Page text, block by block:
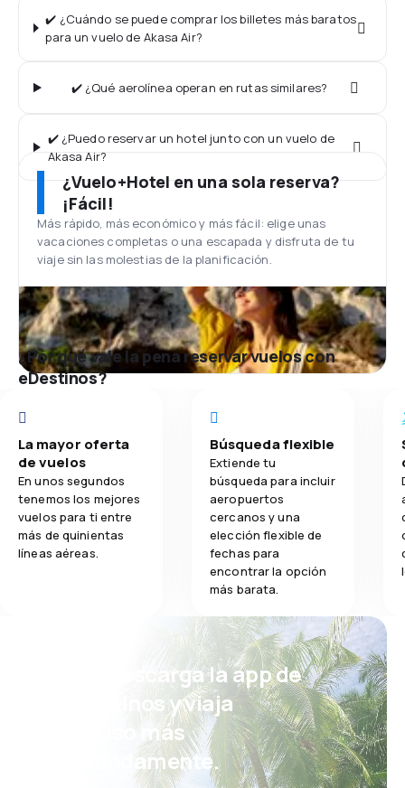
✔️ ¿Cuándo se puede comprar los billetes más baratos
para un vuelo de Akasa Air?
✔️ ¿Qué aerolínea operan en rutas similares?
✔️ ¿Puedo reservar un hotel junto con un vuelo de
Akasa Air?
¿Vuelo+Hotel en una sola reserva?
¡Fácil!
Más rápido, más económico y más fácil: elige unas
vacaciones completas o una escapada y disfruta de tu
viaje sin las molestias de la planificación.
¿Por qué vale la pena reservar vuelos con
eDestinos?
La mayor oferta
de vuelos
En unos segundos
tenemos los mejores
vuelos para ti entre
más de quinientas
líneas aéreas.
Búsqueda flexible
Extiende tu
búsqueda para incluir
aeropuertos
cercanos y una
elección flexible de
fechas para
encontrar la opción
más barata.
¡Eh! Descarga la app de
eDestinos y viaja
incluso más
cómodamente.